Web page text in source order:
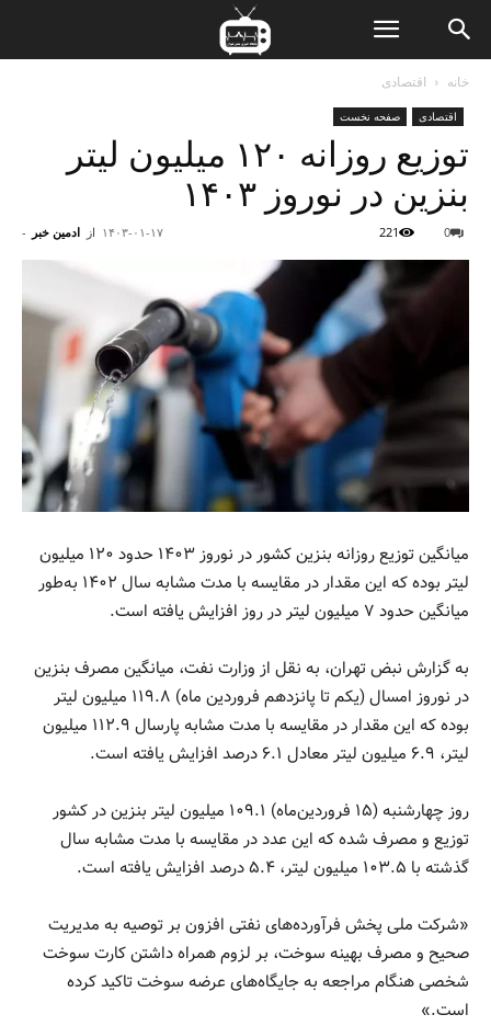
خانه اقتصادی
اقتصادی صفحه نخست
توزیع روزانه ۱۲۰ میلیون لیتر
بنزین در نوروز ۱۴۰۳
از ادمین خبر - ۱۴۰۳-۰۱-۱۷ 0
221
میانگین توزیع روزانه بنزین کشور در نوروز ۱۴۰۳ حدود ۱۲۰ میلیون
لیتر بوده که این مقدار در مقایسه با مدت مشابه سال ۱۴۰۲ به‌طور
میانگین حدود ۷ میلیون لیتر در روز افزایش یافته است.
به گزارش نبض تهران، به نقل از وزارت نفت، میانگین مصرف بنزین
در نوروز امسال (یکم تا پانزدهم فروردین ماه) ۱۱۹.۸ میلیون لیتر
بوده که این مقدار در مقایسه با مدت مشابه پارسال ۱۱۲.۹ میلیون
لیتر، ۶.۹ میلیون لیتر معادل ۶.۱ درصد افزایش یافته است.
روز چهارشنبه (۱۵ فروردین‌ماه) ۱۰۹.۱ میلیون لیتر بنزین در کشور
توزیع و مصرف شده که این عدد در مقایسه با مدت مشابه سال
گذشته با ۱۰۳.۵ میلیون لیتر، ۵.۴ درصد افزایش یافته است.
«شرکت ملی پخش فرآورده‌های نفتی افزون بر توصیه به مدیریت
صحیح و مصرف بهینه سوخت، بر لزوم همراه داشتن کارت سوخت
شخصی هنگام مراجعه به جایگاه‌های عرضه سوخت تاکید کرده
است.»